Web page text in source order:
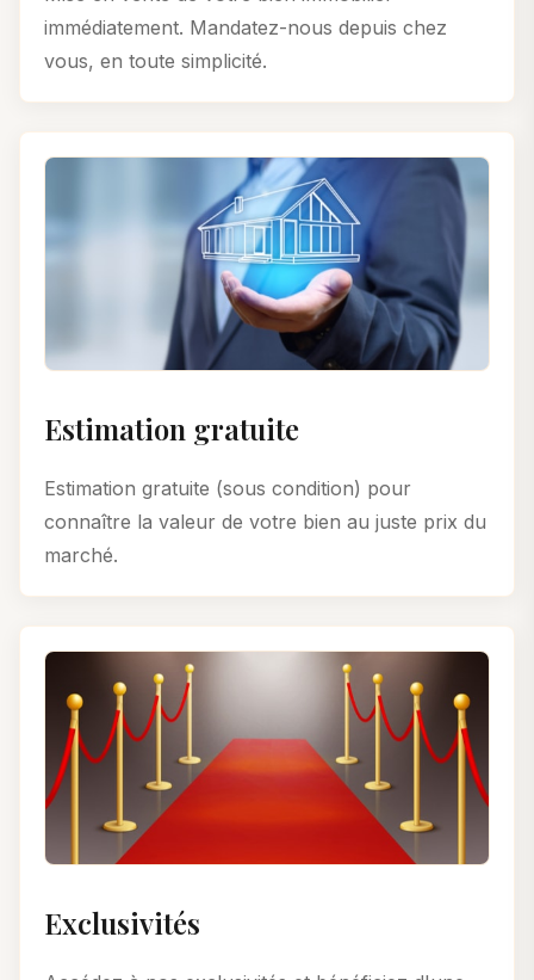
immédiatement. Mandatez-nous depuis chez
vous, en toute simplicité.
Estimation gratuite
Estimation gratuite (sous condition) pour
connaître la valeur de votre bien au juste prix du
marché.
Exclusivités